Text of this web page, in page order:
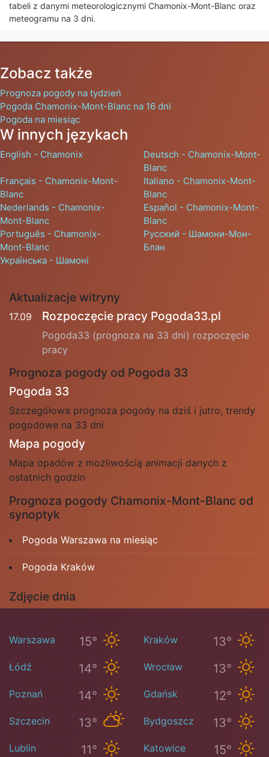
tabeli z danymi meteorologicznymi Chamonix-Mont-Blanc oraz
meteogramu na 3 dni.
Zobacz także
Prognoza pogody na tydzień
Pogoda Chamonix-Mont-Blanc na 16 dni
Pogoda na miesiąc
W innych językach
English - Chamonix
Deutsch - Chamonix-Mont-
Blanc
Français - Chamonix-Mont-
Blanc
Italiano - Chamonix-Mont-
Blanc
Nederlands - Chamonix-
Mont-Blanc
Español - Chamonix-Mont-
Blanc
Português - Chamonix-
Mont-Blanc
Русский - Шамони-Мон-
Блан
Українська - Шамоні
Aktualizacje witryny
17.09 Rozpoczęcie pracy Pogoda33.pl
Pogoda33 (prognoza na 33 dni) rozpoczęcie
pracy
Prognoza pogody od Pogoda 33
Pogoda 33
Szczegółowa prognoza pogody na dziś i jutro, trendy
pogodowe na 33 dni
Mapa pogody
Mapa opadów z możliwością animacji danych z
ostatnich godzin
Prognoza pogody Chamonix-Mont-Blanc od
synoptyk
Pogoda Warszawa na miesiąc
Pogoda Kraków
Zdjęcie dnia
Warszawa 15° Kraków 13°
Łódź 14° Wrocław 13°
Poznań 14° Gdańsk 12°
Szczecin 13° Bydgoszcz 13°
Lublin 11° Katowice 15°